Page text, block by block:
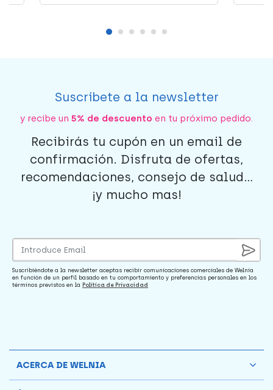
Suscríbete a la newsletter
y recibe un 5% de descuento en tu próximo pedido.
Recibirás tu cupón en un email de
confirmación. Disfruta de ofertas,
recomendaciones, consejo de salud...
¡y mucho mas!
Suscribiéndote a la newsletter aceptas recibir comunicaciones comerciales de Welnia
en función de un perfil basado en tu comportamiento y preferencias personales en los
términos previstos en la Política de Privacidad
ACERCA DE WELNIA